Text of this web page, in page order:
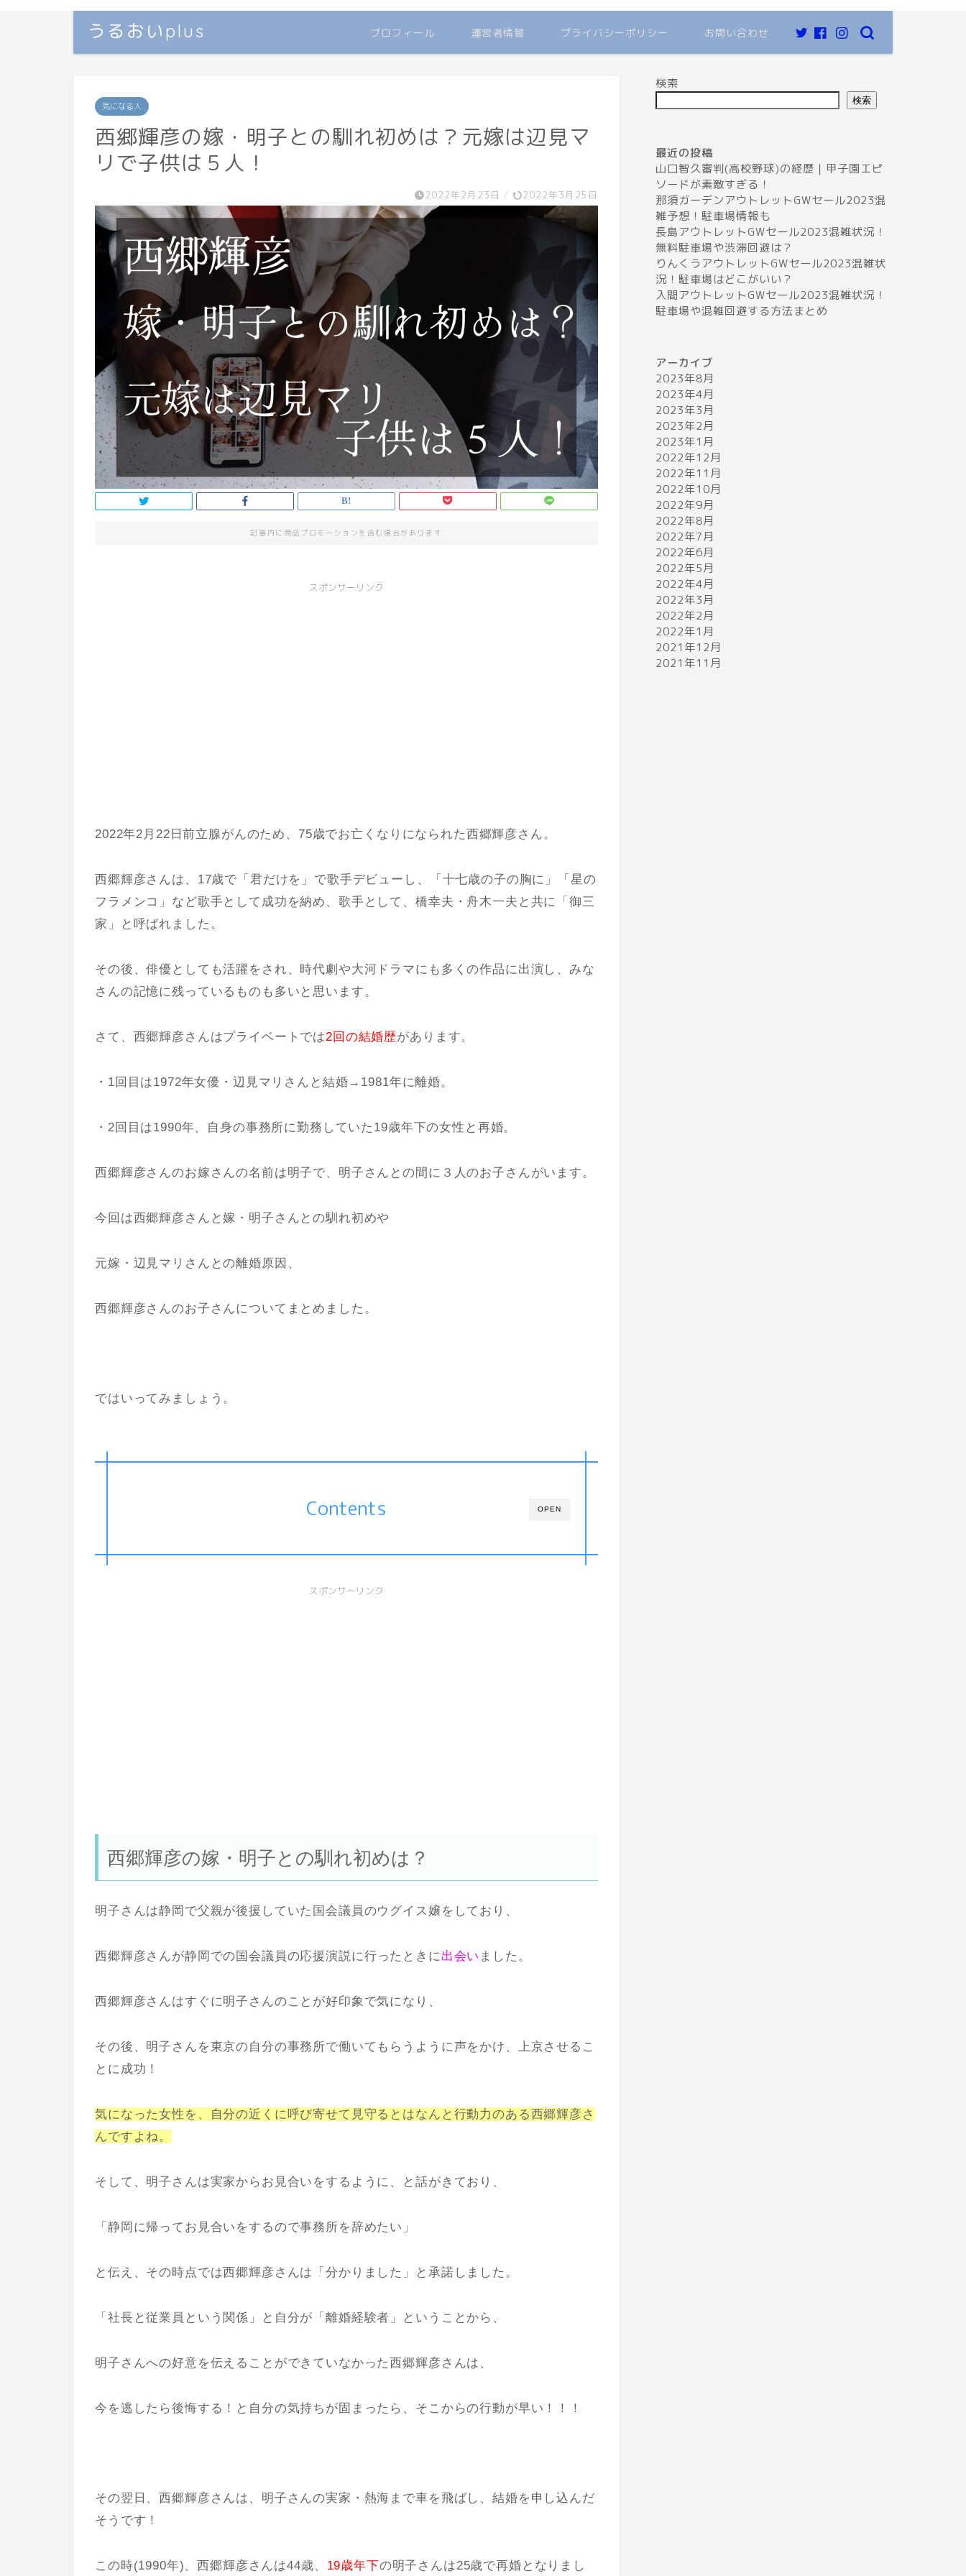
うるおいplus プロフィール 運営者情報 プライバシーポリシー お問い合わせ
気になる人
西郷輝彦の嫁・明子との馴れ初めは？元嫁は辺見マ
リで子供は５人！
2022年2月23日 / 2022年3月25日
記事内に商品プロモーションを含む場合があります
スポンサーリンク
2022年2月22日前立腺がんのため、75歳でお亡くなりになられた西郷輝彦さん。
西郷輝彦さんは、17歳で「君だけを」で歌手デビューし、「十七歳の子の胸に」「星の
フラメンコ」など歌手として成功を納め、歌手として、橋幸夫・舟木一夫と共に「御三
家」と呼ばれました。
その後、俳優としても活躍をされ、時代劇や大河ドラマにも多くの作品に出演し、みな
さんの記憶に残っているものも多いと思います。
さて、西郷輝彦さんはプライベートでは2回の結婚歴があります。
・1回目は1972年女優・辺見マリさんと結婚→1981年に離婚。
・2回目は1990年、自身の事務所に勤務していた19歳年下の女性と再婚。
西郷輝彦さんのお嫁さんの名前は明子で、明子さんとの間に ３人のお子さんがいます。
今回は西郷輝彦さんと嫁・明子さんとの馴れ初めや
元嫁・辺見マリさんとの離婚原因、
西郷輝彦さんのお子さんについてまとめました。
ではいってみましょう。
OPEN
Contents
スポンサーリンク
西郷輝彦の嫁・明子との馴れ初めは？
明子さんは静岡で父親が後援していた国会議員のウグイス嬢をしており、
西郷輝彦さんが静岡での国会議員の応援演説 に行ったときに 出会い ました。
西郷輝彦さんはすぐに明子さんのことが好印象で気になり、
その後、明子さんを東京の自分の事務所で働いてもらうように声をかけ、上京させるこ
とに成功！
気になった女性を、自分の近くに呼び寄せて見守るとはなんと行動力のある西郷輝彦さ
んですよね。
そして、明子さんは実家からお見合いをするように、と話がきており、
「静岡に帰ってお見合いをするので事務所を辞めたい」
と伝え、その時点では西郷輝彦さんは 「分かりました」 と承諾しました。
「社長と従業員という関係」と自分が「離婚経験者」ということから、
明子さんへの好意を伝えることができていなかった西郷輝彦さんは、
今を逃したら後悔する！ と自分の気持ちが固まったら、そこからの行動が早い！！！
その翌日、西郷輝彦さんは、明子さんの実家・熱海まで車を飛ばし、結婚を申し込んだ
そうです！
この時(1990年)、西郷輝彦さんは44歳 19歳年下の明子さんは25歳で再婚となりまし
検索
検索
最近の投稿
山口智久審判(高校野球)の経歴｜甲子園エピ
ソードが素敵すぎる！
那須ガーデンアウトレットGWセール2023混
雑予想！駐車場情報も
長島アウトレットGWセール2023混雑状況！
無料駐車場や渋滞回避は？
りんくうアウトレットGWセール2023混雑状
況！駐車場はどこがいい？
入間アウトレットGWセール2023混雑状況！
駐車場や混雑回避する方法まとめ
アーカイブ
2023年8月
2023年4月
2023年3月
2023年2月
2023年1月
2022年12月
2022年11月
2022年10月
2022年9月
2022年8月
2022年7月
2022年6月
2022年5月
2022年4月
2022年3月
2022年2月
2022年1月
2021年12月
2021年11月